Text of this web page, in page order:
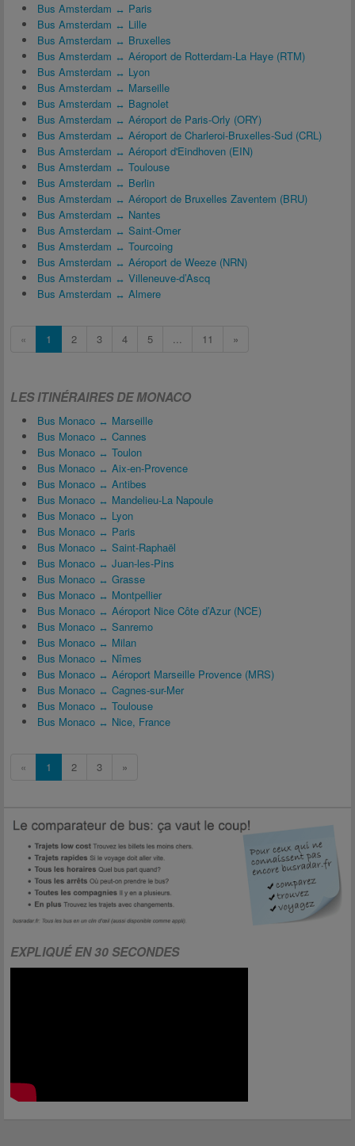
Bus Amsterdam ↔ Paris
Bus Amsterdam ↔ Lille
Bus Amsterdam ↔ Bruxelles
Bus Amsterdam ↔ Aéroport de Rotterdam-La Haye (RTM)
Bus Amsterdam ↔ Lyon
Bus Amsterdam ↔ Marseille
Bus Amsterdam ↔ Bagnolet
Bus Amsterdam ↔ Aéroport de Paris-Orly (ORY)
Bus Amsterdam ↔ Aéroport de Charleroi-Bruxelles-Sud (CRL)
Bus Amsterdam ↔ Aéroport d'Eindhoven (EIN)
Bus Amsterdam ↔ Toulouse
Bus Amsterdam ↔ Berlin
Bus Amsterdam ↔ Aéroport de Bruxelles Zaventem (BRU)
Bus Amsterdam ↔ Nantes
Bus Amsterdam ↔ Saint-Omer
Bus Amsterdam ↔ Tourcoing
Bus Amsterdam ↔ Aéroport de Weeze (NRN)
Bus Amsterdam ↔ Villeneuve-d’Ascq
Bus Amsterdam ↔ Almere
« 1 2 3 4 5 ... 11 »
LES ITINÉRAIRES DE MONACO
Bus Monaco ↔ Marseille
Bus Monaco ↔ Cannes
Bus Monaco ↔ Toulon
Bus Monaco ↔ Aix-en-Provence
Bus Monaco ↔ Antibes
Bus Monaco ↔ Mandelieu-La Napoule
Bus Monaco ↔ Lyon
Bus Monaco ↔ Paris
Bus Monaco ↔ Saint-Raphaël
Bus Monaco ↔ Juan-les-Pins
Bus Monaco ↔ Grasse
Bus Monaco ↔ Montpellier
Bus Monaco ↔ Aéroport Nice Côte d’Azur (NCE)
Bus Monaco ↔ Sanremo
Bus Monaco ↔ Milan
Bus Monaco ↔ Nîmes
Bus Monaco ↔ Aéroport Marseille Provence (MRS)
Bus Monaco ↔ Cagnes-sur-Mer
Bus Monaco ↔ Toulouse
Bus Monaco ↔ Nice, France
« 1 2 3 »
EXPLIQUÉ EN 30 SECONDES